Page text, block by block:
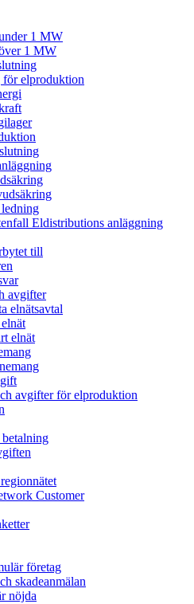
1 MW
1 MW
elproduktion
Eldistributions anläggning
till
avgifter
elnätsavtal
elnät
avgifter för elproduktion
Customer
företag
skadeanmälan
nöjda